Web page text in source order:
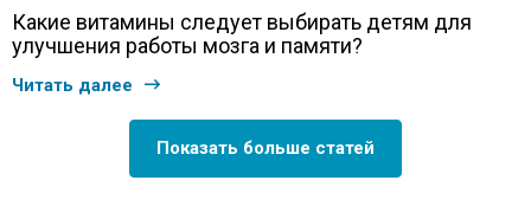
Какие витамины следует выбирать детям для
улучшения работы мозга и памяти?
Читать далее
Показать больше статей